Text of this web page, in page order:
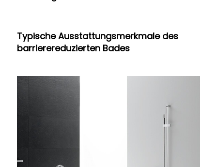
Typische Ausstattungsmerkmale des
barrierereduzierten Bades